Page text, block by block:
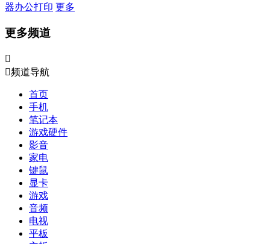
器办公打印 更多
更多频道

频道导航
首页
手机
笔记本
游戏硬件
影音
家电
键鼠
显卡
游戏
音频
电视
平板